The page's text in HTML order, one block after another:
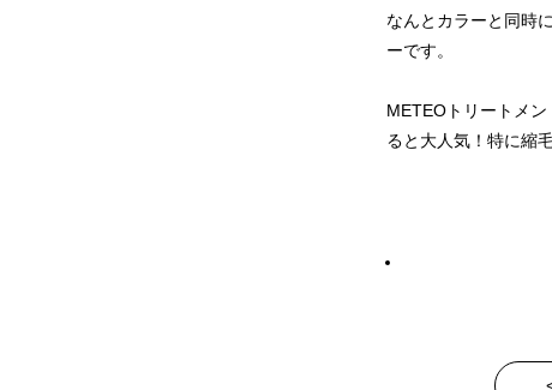
なんとカラーと同時
ーです。
METEOトリートメ
ると大人気！特に縮